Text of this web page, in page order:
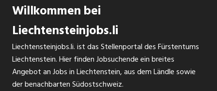
Willkommen bei
Liechtensteinjobs.li
Liechtensteinjobs.li. ist das Stellenportal des Fürstentums
Liechtenstein. Hier finden Jobsuchende ein breites
Angebot an Jobs in Liechtenstein, aus dem Ländle sowie
der benachbarten Südostschweiz.